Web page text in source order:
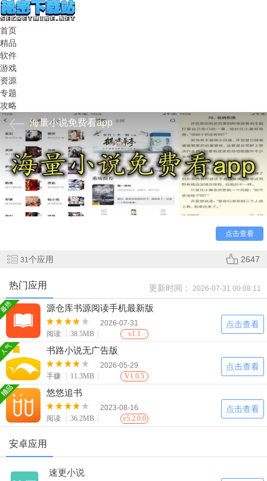
首页
精品
软件
游戏
资源
专题
攻略
海量小说免费看app
点击查看
海量小说免费看app，能够让你拥有超棒的小说阅读乐
趣，为你带来了大量好用的小说阅读工具。里面都包含着超多
的小说资源可以浏览，而且全部都是免费的，还可以通过参与
到各种各样的阅读模式之中，来获取更加舒适的阅读体验，快
来下载试试吧！
31个应用 2647
热门应用 更新时间： 2026-07-31 00:08:11
源仓库书源阅读手机最新版
2026-07-31
阅读
38.5MB v1.1
点击查看
书路小说无广告版
2026-05-29
手赚
11.3MB V1.0.5
点击查看
悠悠追书
2023-08-16
阅读
36.2MB v5.2.0.0
点击查看
安卓应用
速更小说